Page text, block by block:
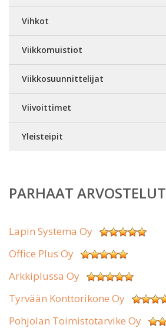
Vihkot
Viikkomuistiot
Viikkosuunnittelijat
Viivoittimet
Yleisteipit
PARHAAT ARVOSTELUT
Lapin Systema Oy
Office Plus Oy
Arkkiplussa Oy
Tyrvään Konttorikone Oy
Pohjolan Toimistotarvike Oy